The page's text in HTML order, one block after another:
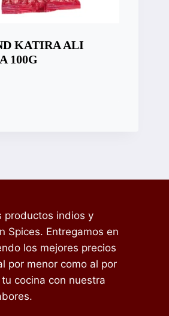
KATIRA ALI
100G
productos indios y
Spices. Entregamos en
los mejores precios
por menor como al por
cocina con nuestra